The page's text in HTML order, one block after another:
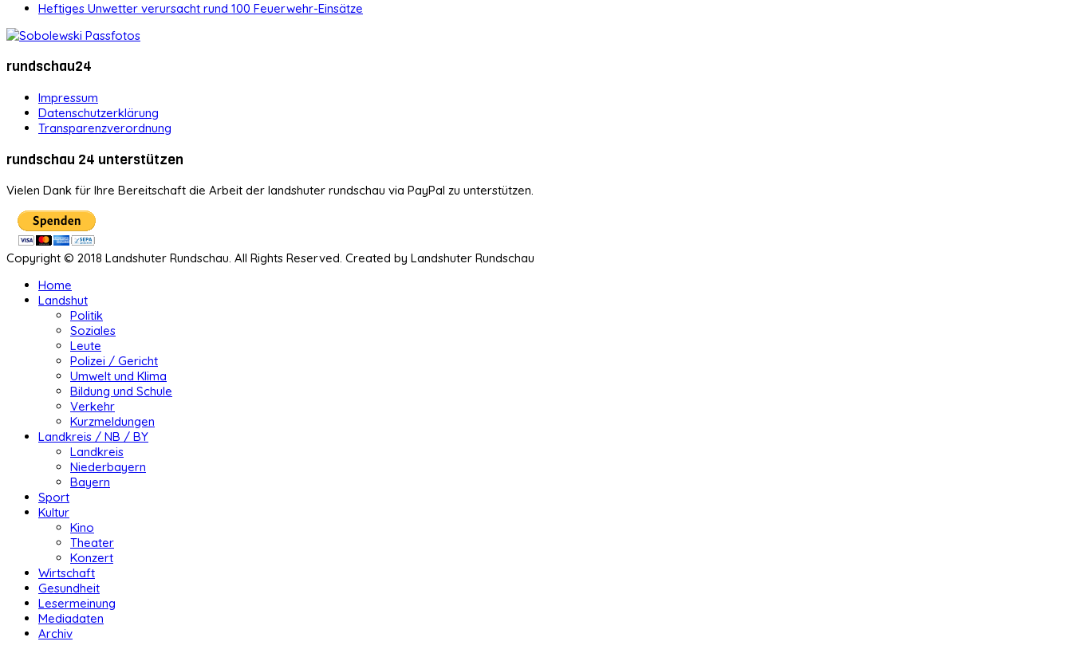
Heftiges Unwetter verursacht rund 100 Feuerwehr-Einsätze
rundschau24
Impressum
Datenschutzerklärung
Transparenzverordnung
rundschau 24 unterstützen
Vielen Dank für Ihre Bereitschaft die Arbeit der landshuter rundschau via PayPal zu unterstützen.
Copyright © 2018 Landshuter Rundschau. All Rights Reserved. Created by Landshuter Rundschau
Home
Landshut
Politik
Soziales
Leute
Polizei / Gericht
Umwelt und Klima
Bildung und Schule
Verkehr
Kurzmeldungen
Landkreis / NB / BY
Landkreis
Niederbayern
Bayern
Sport
Kultur
Kino
Theater
Konzert
Wirtschaft
Gesundheit
Lesermeinung
Mediadaten
Archiv